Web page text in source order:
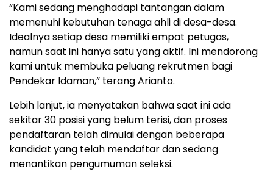
“Kami sedang menghadapi tantangan dalam
memenuhi kebutuhan tenaga ahli di desa-desa.
Idealnya setiap desa memiliki empat petugas,
namun saat ini hanya satu yang aktif. Ini mendorong
kami untuk membuka peluang rekrutmen bagi
Pendekar Idaman,” terang Arianto.
Lebih lanjut, ia menyatakan bahwa saat ini ada
sekitar 30 posisi yang belum terisi, dan proses
pendaftaran telah dimulai dengan beberapa
kandidat yang telah mendaftar dan sedang
menantikan pengumuman seleksi.